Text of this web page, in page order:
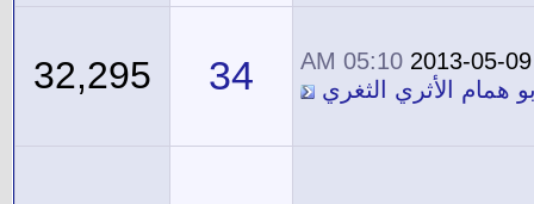
2013-05-09
05:10 AM
همام الأثري الثغري
34
32,295